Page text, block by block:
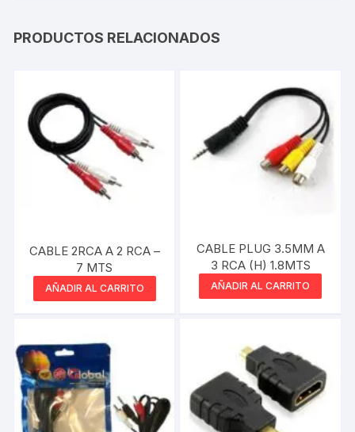
PRODUCTOS RELACIONADOS
CABLE 2RCA A 2 RCA –
7 MTS
AÑADIR AL CARRITO
CABLE PLUG 3.5MM A
3 RCA (H) 1.8MTS
AÑADIR AL CARRITO